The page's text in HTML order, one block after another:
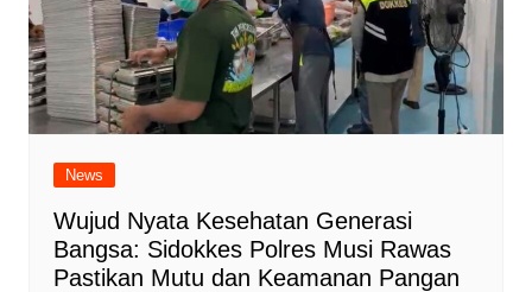
News
Wujud Nyata Kesehatan Generasi
Bangsa: Sidokkes Polres Musi Rawas
Pastikan Mutu dan Keamanan Pangan